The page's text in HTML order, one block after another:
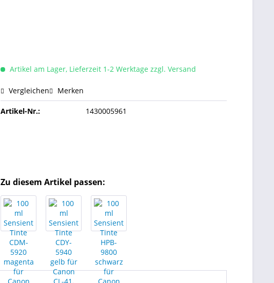
Artikel am Lager, Lieferzeit 1-2 Werktage zzgl. Versand
Vergleichen Merken
Artikel-Nr.: 1430005961
Zu diesem Artikel passen: